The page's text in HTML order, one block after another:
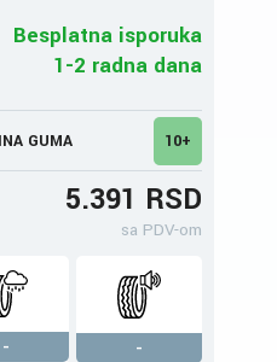
Besplatna isporuka
1-2 radna dana
GUMA 10+
5.391 RSD
sa PDV-om
-
-